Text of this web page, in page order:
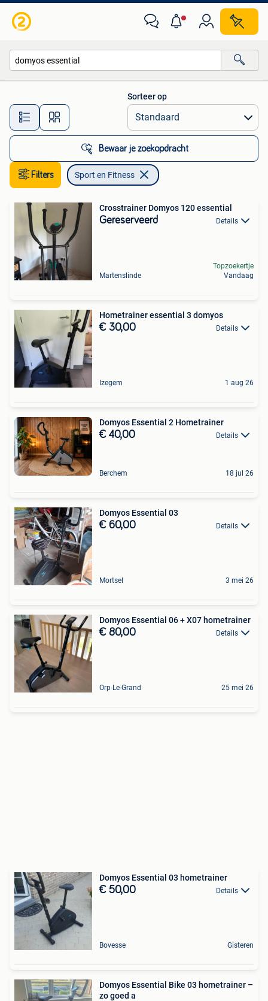
Alle afstanden…
Sorteer op
Bewaar je zoekopdracht
Filters Sport en Fitness
Crosstrainer Domyos 120 essential
Gereserveerd Details
Martenslinde
Topzoekertje
Vandaag
Hometrainer essential 3 domyos
€ 30,00 Details
Izegem 1 aug 26
Domyos Essential 2 Hometrainer
€ 40,00 Details
Berchem 18 jul 26
Domyos Essential 03
€ 60,00 Details
Mortsel 3 mei 26
Domyos Essential 06 + X07 hometrainer
€ 80,00 Details
Orp-Le-Grand 25 mei 26
Domyos Essential 03 hometrainer
€ 50,00 Details
Bovesse Gisteren
Domyos Essential Bike 03 hometrainer –
zo goed a